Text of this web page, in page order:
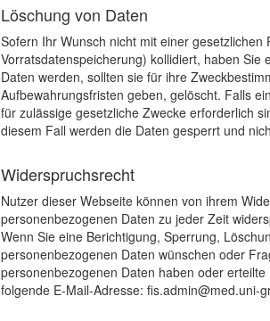
Löschung von Daten
Sofern Ihr Wunsch nicht mit einer
Vorratsdatenspeicherung) kollidiert, haben
Daten werden, sollten sie für ihre
Aufbewahrungsfristen geben, gelöscht. Falls
für zulässige gesetzliche Zwecke erforderlich
diesem Fall werden die Daten gesperrt und
Widerspruchsrecht
Nutzer dieser Webseite können von ihrem
personenbezogenen Daten zu jeder Zeit
Wenn Sie eine Berichtigung, Sperrung,
personenbezogenen Daten wünschen oder
personenbezogenen Daten haben oder
folgende E-Mail-Adresse: fis.admin@med.uni-